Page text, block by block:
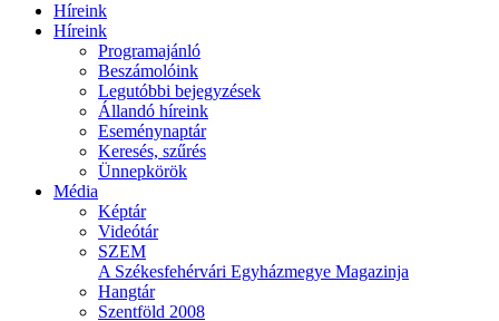
Híreink
Híreink
Programajánló
Beszámolóink
Legutóbbi bejegyzések
Állandó híreink
Eseménynaptár
Keresés, szűrés
Ünnepkörök
Média
Képtár
Videótár
SZEM
A Székesfehérvári Egyházmegye Magazinja
Hangtár
Szentföld 2008